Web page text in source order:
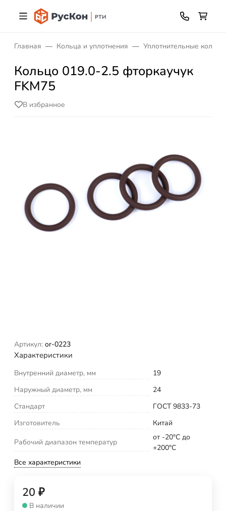
Главная Кольца и уплотнения Уплотнительные
Кольцо 019.0-2.5 фторкаучук
FKM75
В избранное
Артикул: or-0223
Характеристики
Внутренний диаметр, мм
19
Наружный диаметр, мм
24
Стандарт
ГОСТ 9833-73
Изготовитель
Китай
Рабочий диапазон температур
от -20°С до
+200°С
Все характеристики
20 ₽
В наличии